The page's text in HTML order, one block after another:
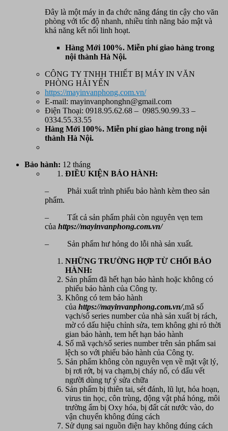
Đây là một máy in đa chức năng đáng tin cậy cho văn
phòng với tốc độ nhanh, nhiều tính năng bảo mật và
khả năng kết nối linh hoạt.
Hàng Mới 100%. Miễn phí giao hàng trong
nội thành Hà Nội.
CÔNG TY TNHH THIẾT BỊ MÁY IN VĂN
PHÒNG HẢI YẾN
https://mayinvanphong.com.vn/
E-mail: mayinvanphonghn@gmail.com
Điện Thoại: 0918.95.62.68 – 0985.90.99.33 –
0334.55.33.55
Hàng Mới 100%. Miễn phígiao hàng trong nội
thành Hà Nội.
Bảo hành: 12 tháng
ĐIỀU KIỆN BẢO HÀNH:
– Phải xuất trình phiếu bảo hành kèm theo sản
phẩm.
– Tất cả sản phẩm phải còn nguyên vẹn tem
của https://mayinvanphong.com.vn/
– Sản phẩm hư hỏng do lỗi nhà sản xuất.
NHỮNG TRƯỜNG HỢP TỪ CHỐI BẢO
HÀNH:
Sản phẩm đã hết hạn bảo hành hoặc không có
phiếu bảo hành của Công ty.
Không có tem bảo hành
của https://mayinvanphong.com.vn/,mã số
vạch/số series number của nhà sản xuất bị rách,
mờ có dấu hiệu chỉnh sửa, tem không ghi rỏ thời
gian bảo hành, tem hết hạn bảo hành
Số mã vạch/số series number trên sản phẩm sai
lệch so với phiếu bảo hành của Công ty.
Sản phẩm không còn nguyên vẹn về mặt vật lý,
bị rơi rớt, bị va chạm,bị cháy nổ, có dấu vết
người dùng tự ý sửa chữa
Sản phẩm bị thiên tai, sét đánh, lũ lụt, hỏa hoạn,
virus tin học, côn trùng, động vật phá hỏng, môi
trường ẩm bị Oxy hóa, bị đất cát nước vào, do
vận chuyển không đúng cách
Sử dụng sai nguồn điện hay không đúng cách